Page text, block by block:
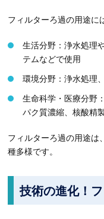
フィルターろ過の用途に
生活分野：浄水処理
テムなどで使用
環境分野：浄水処理
生命科学・医療分野
パク質濃縮、核酸精
フィルターろ過の用途は
種多様です。
技術の進化！